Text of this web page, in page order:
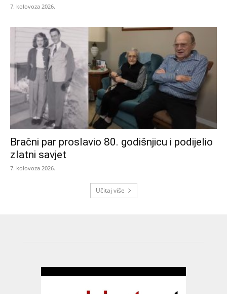
7. kolovoza 2026.
Bračni par proslavio 80. godišnjicu i podijelio
zlatni savjet
7. kolovoza 2026.
Učitaj više